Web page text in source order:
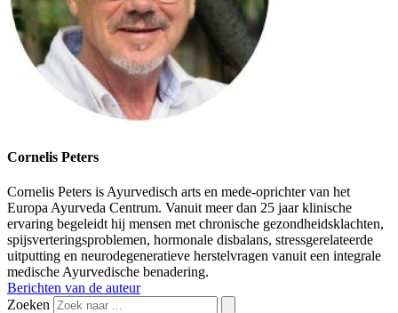
Cornelis Peters
Cornelis Peters is Ayurvedisch arts en mede-oprichter van het
Europa Ayurveda Centrum. Vanuit meer dan 25 jaar klinische
ervaring begeleidt hij mensen met chronische gezondheidsklachten,
spijsverteringsproblemen, hormonale disbalans, stressgerelateerde
uitputting en neurodegeneratieve herstelvragen vanuit een integrale
medische Ayurvedische benadering.
Berichten van de auteur
Zoeken